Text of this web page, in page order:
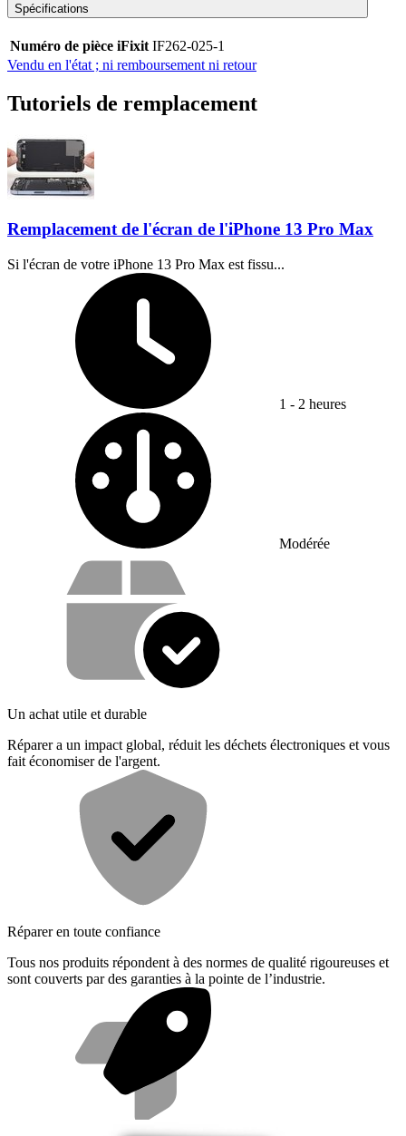
Spécifications
Numéro de pièce iFixit IF262-025-1
Vendu en l'état ; ni remboursement ni retour
Tutoriels de remplacement
Remplacement de l'écran de l'iPhone 13 Pro Max
Si l'écran de votre iPhone 13 Pro Max est fissu...
1 - 2 heures
Modérée
Vos avantages
Un achat utile et durable
Réparer a un impact global, réduit les déchets électroniques et vous
fait économiser de l'argent.
Réparer en toute confiance
Tous nos produits répondent à des normes de qualité rigoureuses et
sont couverts par des garanties à la pointe de l’industrie.